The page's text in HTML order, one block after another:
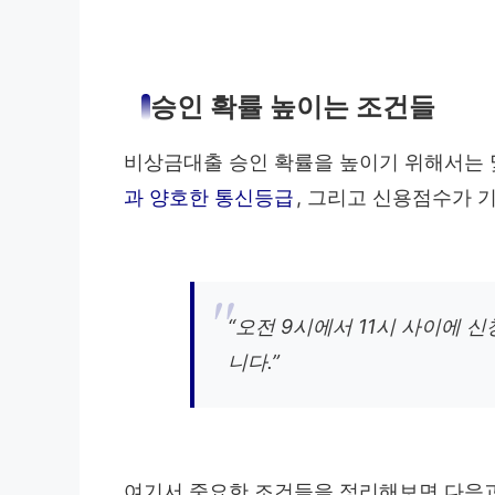
승인 확률 높이는 조건들
비상금대출 승인 확률을 높이기 위해서
과 양호한 통신등급, 그리고 신용점수가
“오전 9시에서 11시 사이에
니다.”